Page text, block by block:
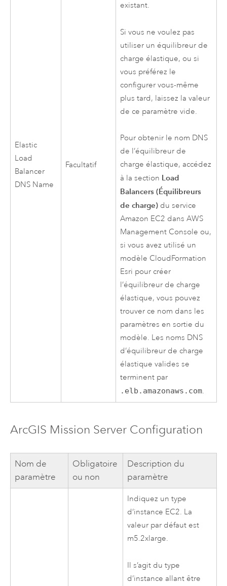
Elastic
Load
Balancer
DNS Name
Facultatif
existant.
Si vous ne voulez pas
utiliser un équilibreur de
charge élastique, ou si
vous préférez le
configurer vous-même
plus tard, laissez la valeur
de ce paramètre vide.
Pour obtenir le nom DNS
de l’équilibreur de
charge élastique, accédez
à la section Load
Balancers (Équilibreurs
de charge) du service
Amazon EC2 dansAWS
Management Console ou,
si vous avez utilisé un
modèle CloudFormation
Esri pour créer
l’équilibreur de charge
élastique, vous pouvez
trouver ce nom dans les
paramètres en sortie du
modèle. Les noms DNS
d’équilibreur de charge
élastique valides se
terminent par
.elb.amazonaws.com.
ArcGIS Mission ServerConfiguration
Nom de
paramètre
Obligatoire
ou non
Description du
paramètre
Indiquez un type
d’instance EC2. La
valeur par défaut est
m5.2xlarge.
Il s’agit du type
d’instance allant être